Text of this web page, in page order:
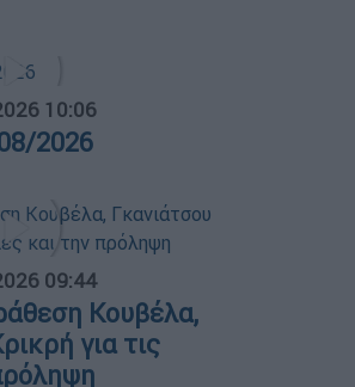
10:06
2026
09:44
Κουβέλα,
για τις